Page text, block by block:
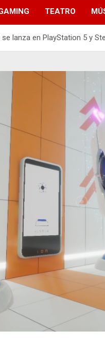
TEATRO
se lanza en PlayStation 5 y